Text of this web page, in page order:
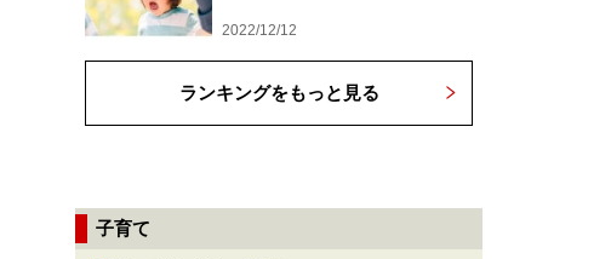
2022/12/12
ランキングをもっと見る
子育て